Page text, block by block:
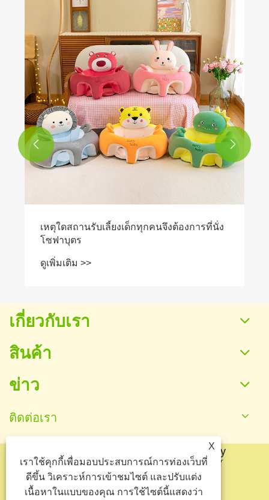
การบำรุงรักษาของเล่นตุ๊กตา
ดูเพิ่มเติม >>
 
เกี่ยวกับเรา
สินค้า
ข่าว
ติดต่อเรา
ลิขสิทธิ์© 2025 Baoding Yuankang Toy
Manufacturing Co., Ltd. สงวนลิขสิทธิ์
Links
Sitemap RSS XML
X
เราใช้คุกกี้เพื่อมอบประสบการณ์การท่องเว็บที่
ดีขึ้น วิเคราะห์การเข้าชมไซต์ และปรับแต่ง
เนื้อหาในแบบของคุณ การใช้ไซต์นี้แสดงว่า